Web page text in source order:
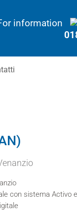
information
con sistema Activo